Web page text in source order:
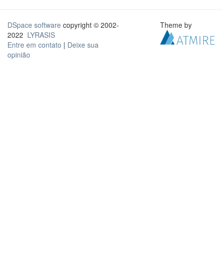
DSpace software copyright © 2002-
2022 LYRASIS
Entre em contato | Deixe sua
opinião
Theme by